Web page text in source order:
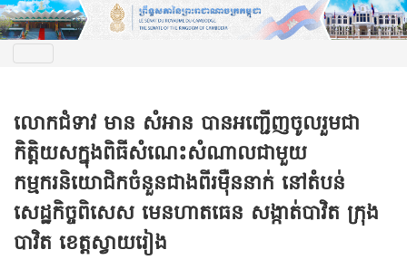
លោកជំទាវ មាន សំអាន បានអញ្ជើញចូលរួមជា
កិត្តិយសក្នុងពិធីសំណេះសំណាលជាមួយ
កម្មករនិយោជិកចំនួនជាងពីរម៉ឺននាក់ នៅតំបន់
សេដ្ឋកិច្ចពិសេស មេនហាតធេន សង្កាត់បាវិត ក្រុង
បាវិត ខេត្តស្វាយរៀង